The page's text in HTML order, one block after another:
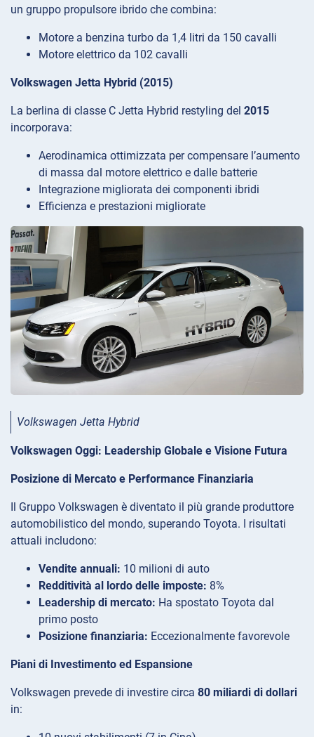
un gruppo propulsore ibrido che combina:
Motore a benzina turbo da 1,4 litri da 150 cavalli
Motore elettrico da 102 cavalli
Volkswagen Jetta Hybrid (2015)
La berlina di classe C Jetta Hybrid restyling del 2015
incorporava:
Aerodinamica ottimizzata per compensare l’aumento
di massa dal motore elettrico e dalle batterie
Integrazione migliorata dei componenti ibridi
Efficienza e prestazioni migliorate
Volkswagen Jetta Hybrid
Volkswagen Oggi: Leadership Globale e Visione Futura
Posizione di Mercato e Performance Finanziaria
Il Gruppo Volkswagen è diventato il più grande produttore
automobilistico del mondo, superando Toyota. I risultati
attuali includono:
Vendite annuali: 10 milioni di auto
Redditività al lordo delle imposte: 8%
Leadership di mercato: Ha spostato Toyota dal
primo posto
Posizione finanziaria: Eccezionalmente favorevole
Piani di Investimento ed Espansione
Volkswagen prevede di investire circa 80 miliardi di dollari
in: